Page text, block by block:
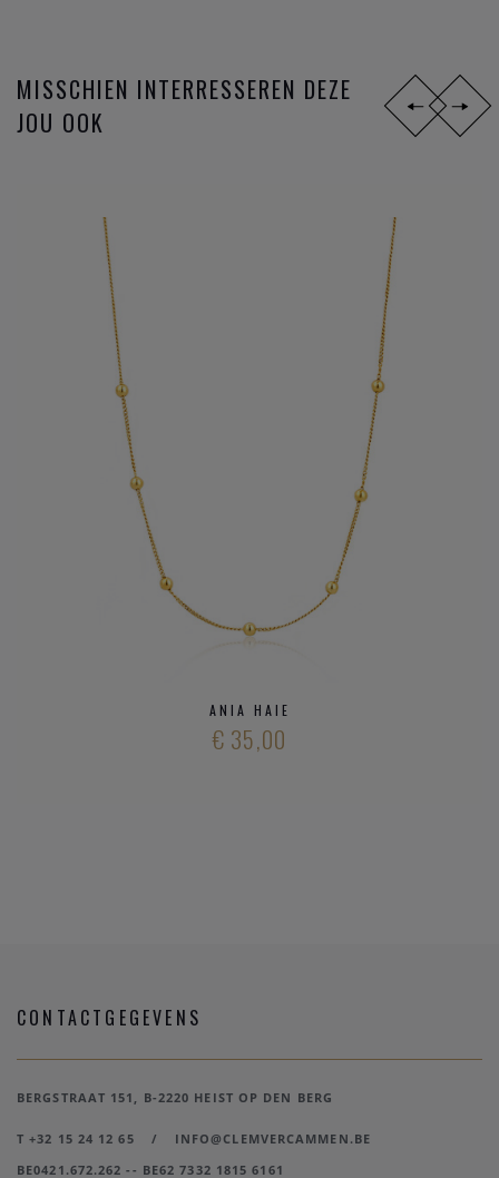
MISSCHIEN INTERRESSEREN DEZE
JOU OOK
ANIA HAIE
€ 35,00
CONTACTGEGEVENS
BERGSTRAAT 151, B-2220 HEIST OP DEN BERG
T +32 15 24 12 65 /
INFO@CLEMVERCAMMEN.BE
BE0421.672.262 -- BE62 7332 1815 6161